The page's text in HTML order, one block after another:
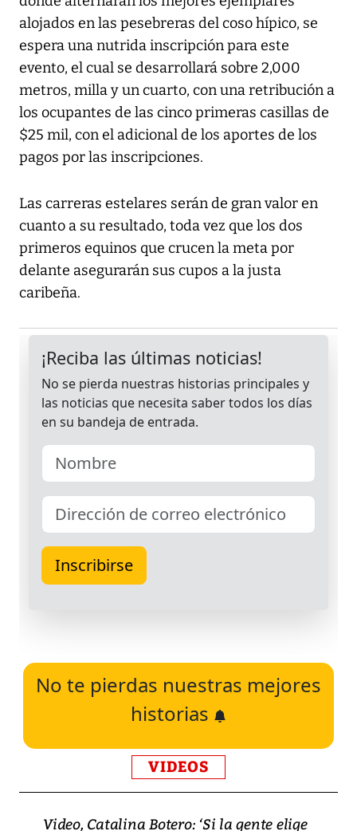
alojados en las pesebreras del coso hípico, se
espera una nutrida inscripción para este
evento, el cual se desarrollará sobre 2,000
metros, milla y un cuarto, con una retribución a
los ocupantes de las cinco primeras casillas de
$25 mil, con el adicional de los aportes de los
pagos por las inscripciones.
Las carreras estelares serán de gran valor en
cuanto a su resultado, toda vez que los dos
primeros equinos que crucen la meta por
delante asegurarán sus cupos a la justa
caribeña.
No te pierdas nuestras mejores
historias
VIDEOS
Video, Catalina Botero: ‘Si la gente elige